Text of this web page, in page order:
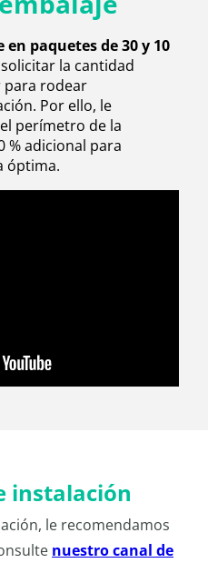
en paquetes de 30 y 10
la cantidad
para rodear
Por ello, le
perímetro de la
% adicional para
óptima.
instalación
le recomendamos
nuestro canal de